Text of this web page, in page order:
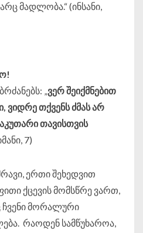
მადლობა.“ (ინსანი,
„ვერ შეიქმნებით
ვიდრე თქვენს ძმას არ
თავისთვის
7)
ერთი შეხედვით
ქცევის მომსწრე ვართ,
მორალური
რაოდენ სამწუხაროა,